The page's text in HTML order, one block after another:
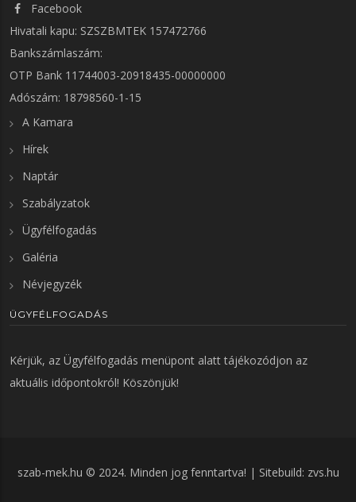
Facebook
Hivatali kapu: SZSZBMTEK 157472766
Bankszámlaszám:
OTP Bank 11744003-20918435-00000000
Adószám: 18798560-1-15
A Kamara
Hírek
Naptár
Szabályzatok
Ügyfélfogadás
Galéria
Névjegyzék
ÜGYFÉLFOGADÁS
Kérjük, az Ügyfélfogadás menüpont alatt tájékozódjon az
aktuális időpontokról! Köszönjük!
szab-mek.hu © 2024. Minden jog fenntartva! | Sitebuild: zvs.hu